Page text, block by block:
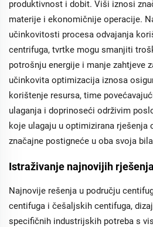
produktivnost i dobit. Viši iznosi
materije i ekonomičnije operacije.
učinkovitosti procesa odvajanja
centrifuga, tvrtke mogu smanjiti
potrošnju energije i manje zahtjeve
učinkovita optimizacija iznosa
korištenje resursa, time
ulaganja i doprinoseći održivim
koje ulagaju u optimizirana
značajne postigneće u oba svoja
Istraživanje najnovijih
Najnovije rešenja u području
centifuga i češaljskih centifuga,
specifičnih industrijskih potreba s